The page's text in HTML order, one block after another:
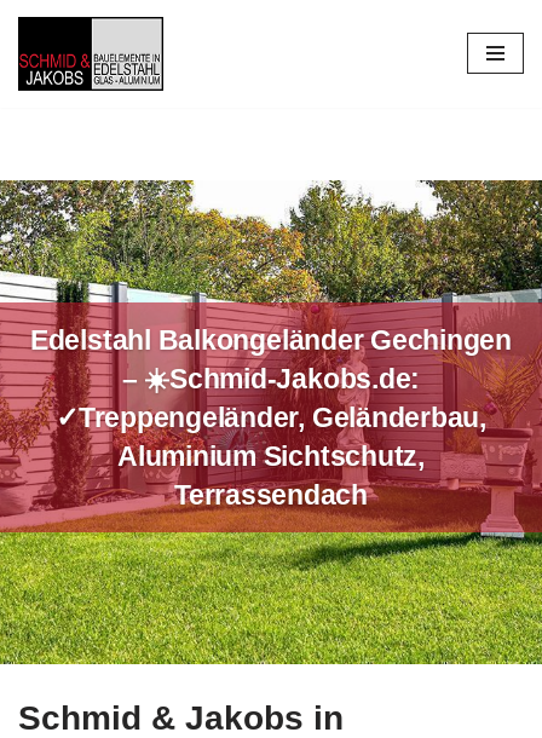
Zum
Inhalt
Edelstahl Balkongeländer Gechingen
– ☀️Schmid-Jakobs.de:
✓Treppengeländer, Geländerbau,
Aluminium Sichtschutz,
Terrassendach
Vertrauen Sie auf Edelstahl Balkongeländer in Gechingen
Schmid & Jakobs in